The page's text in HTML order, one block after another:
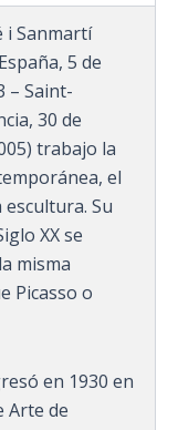
i Sanmartí
5 de
– Saint-
30 de
trabajo la
el
Su
XX se
misma
Picasso o
en 1930 en
Arte de